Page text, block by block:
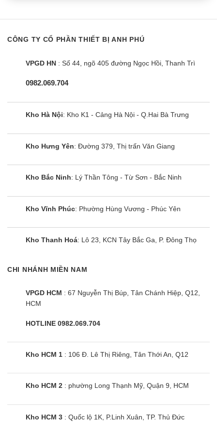
hành.
Casper hoặc các phương thức xác nhận ngày mua
sơ ri trên sản phẩm.
Điều hoà Casper được sử dụng đúng cách, đúng mục
đích, công năng theo hướng dẫn sử dụng của nhà sản
Những hư hỏng, lỗi đến từ Nhà sản xuất.
hoặc mất đi.
Điều hòa Casper chính hãng được cung cấp bởi hệ
thống phân phối và đại lý của Casper.
Sản phẩm được lắp đặt đúng quy định, quy chuẩn kỹ
thuật và an toàn điện
đề gì, quý khách vui lòng liên hệ hotline
CÔNG TY CỔ PHẦN THIẾT BỊ ANH PHÚ
VPGD HN : Số 44, ngõ 405 đường Ngọc Hồi, Thanh Trì
0982.069.704
Kho Hà Nội: Kho K1 - Cảng Hà Nội - Q.Hai Bà Trưng
Kho Hưng Yên: Đường 379, Thị trấn Văn Giang
Kho Bắc Ninh: Lý Thần Tông - Từ Sơn - Bắc Ninh
Kho Vĩnh Phúc: Phường Hùng Vương - Phúc Yên
Kho Thanh Hoá: Lô 23, KCN Tây Bắc Ga, P. Đông Thọ
CHI NHÁNH MIỀN NAM
VPGD HCM : 67 Nguyễn Thị Búp, Tân Chánh Hiệp, Q12,
HCM
HOTLINE 0982.069.704
Kho HCM 1 : 106 Đ. Lê Thị Riêng, Tân Thới An, Q12
Kho HCM 2 : phường Long Thạnh Mỹ, Quận 9, HCM
Kho HCM 3 : Quốc lộ 1K, P.Linh Xuân, TP. Thủ Đức